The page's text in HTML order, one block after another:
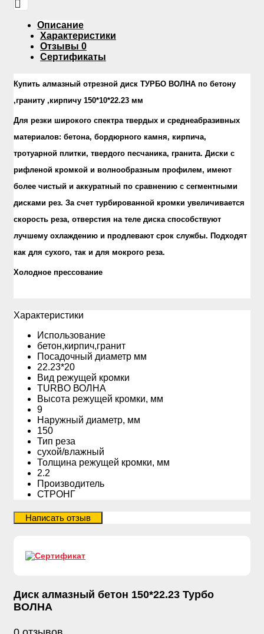
Описание
Характеристики
Отзывы 0
Сертификаты
Купить алмазный отрезной диск ТУРБО ВОЛНА по бетону
,граниту ,кирпичу 150*10*22.23 мм
Для резки широкого спектра твердых и среднеабразивных
материалов: бетона, бордюрного камня, кирпича,
тротуарной плитки, твердого песчаника, гранита. Диски с
рифленой кромкой и волнообразным профилем, имеют
более чистый и аккуратный по сравнению с сегментными
дисками рез. За счет турбированной кромки увеличивается
скорость реза, отверстия на теле диска способствуют
лучшему охлаждению и продлевают срок службы. Подходят
как для сухого, так и для мокрого реза.
Холодное прессование
Xарактеристики
Использование
бетон,кирпич,гранит
Посадочный диаметр мм
22.23*20
Вид режущей кромки
TURBO ВОЛНА
Высота режущей кромки, мм
9
Наружный диаметр, мм
150
Тип реза
сухой/влажный
Толщина режущей кромки, мм
2.2
Производитель
СТРОНГ
Диск алмазный бетон 150*22.23 Турбо
ВОЛНА